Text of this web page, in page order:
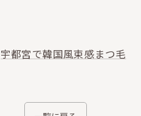
宇都宮で韓国風束感まつ毛